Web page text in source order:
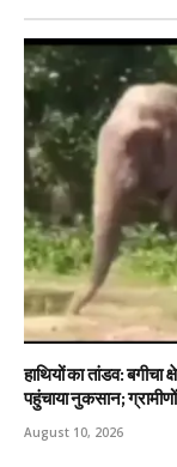
हाथियों का तांडव:
पहुंचाया नुकसान;
August 10, 2026